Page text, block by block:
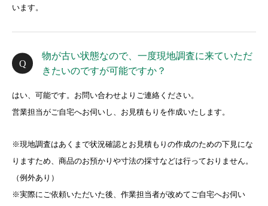
います。
物が古い状態なので、一度現地調査に来ていただ
きたいのですが可能ですか？
はい、可能です。お問い合わせよりご連絡ください。
営業担当がご自宅へお伺いし、お見積もりを作成いたします。
※現地調査はあくまで状況確認とお見積もりの作成のための下見にな
りますため、商品のお預かりや寸法の採寸などは行っておりません。
（例外あり）
※実際にご依頼いただいた後、作業担当者が改めてご自宅へお伺い